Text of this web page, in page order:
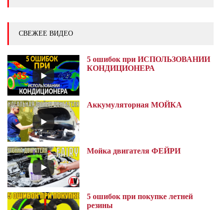
СВЕЖЕЕ ВИДЕО
5 ошибок при ИСПОЛЬЗОВАНИИ
КОНДИЦИОНЕРА
Аккумуляторная МОЙКА
Мойка двигателя ФЕЙРИ
5 ошибок при покупке летней
резины